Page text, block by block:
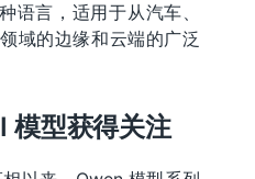
语言，适用于从汽车、
域的边缘和云端的广泛
模型获得关注